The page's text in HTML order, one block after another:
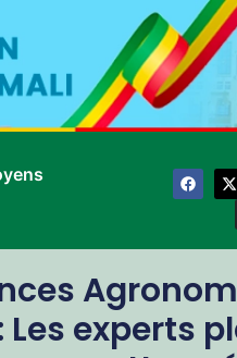
Les experts